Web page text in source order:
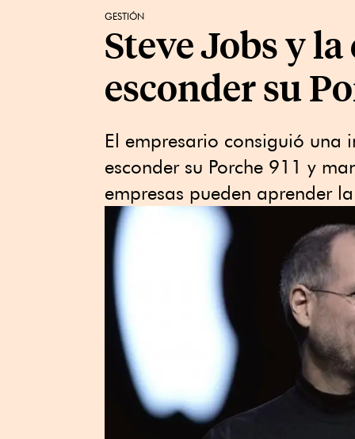
GESTIÓN
Steve Jobs y
esconder su
El empresario consiguió una
esconder su Porche 911 y
empresas pueden aprender